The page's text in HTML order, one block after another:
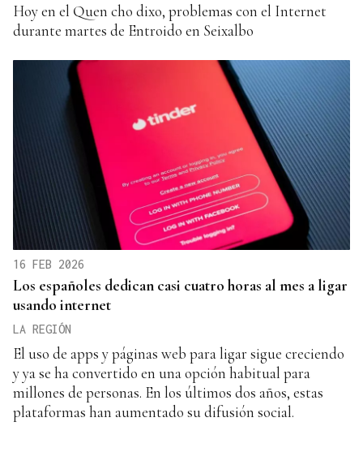
Hoy en el Quen cho dixo, problemas con el Internet
durante martes de Entroido en Seixalbo
16 FEB 2026
Los españoles dedican casi cuatro horas al mes a ligar
usando internet
LA REGIÓN
El uso de apps y páginas web para ligar sigue creciendo
y ya se ha convertido en una opción habitual para
millones de personas. En los últimos dos años, estas
plataformas han aumentado su difusión social.